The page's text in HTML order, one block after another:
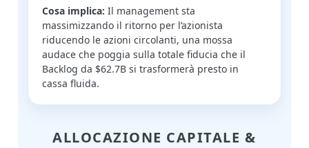
Cosa implica: Il management sta
massimizzando il ritorno per l’azionista
riducendo le azioni circolanti, una mossa
audace che poggia sulla totale fiducia che il
Backlog da $62.7B si trasformerà presto in
cassa fluida.
ALLOCAZIONE CAPITALE &